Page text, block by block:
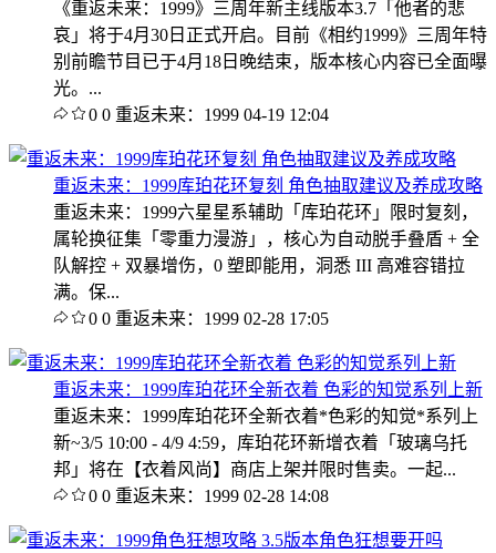
《重返未来：1999》三周年新主线版本3.7「他者的悲
哀」将于4月30日正式开启。目前《相约1999》三周年特
别前瞻节目已于4月18日晚结束，版本核心内容已全面曝
光。...
0 0 重返未来：1999 04-19 12:04
重返未来：1999库珀花环复刻 角色抽取建议及养成攻略
重返未来：1999六星星系辅助「库珀花环」限时复刻，
属轮换征集「零重力漫游」，核心为自动脱手叠盾 + 全
队解控 + 双暴增伤，0 塑即能用，洞悉 III 高难容错拉
满。保...
0 0 重返未来：1999 02-28 17:05
重返未来：1999库珀花环全新衣着 色彩的知觉系列上新
重返未来：1999库珀花环全新衣着*色彩的知觉*系列上
新~3/5 10:00 - 4/9 4:59，库珀花环新增衣着「玻璃乌托
邦」将在【衣着风尚】商店上架并限时售卖。一起...
0 0 重返未来：1999 02-28 14:08